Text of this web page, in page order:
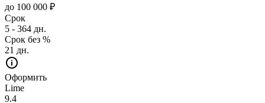
до 100 000 ₽
Срок
5 - 364 дн.
Срок без %
21 дн.
Оформить
Lime
9.4